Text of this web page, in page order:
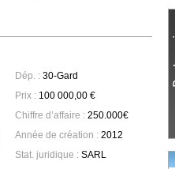
Dép. :30-Gard
Prix :100 000,00 €
Chiffre d’affaire :250.000€
Année de création :2012
Stat. juridique :SARL